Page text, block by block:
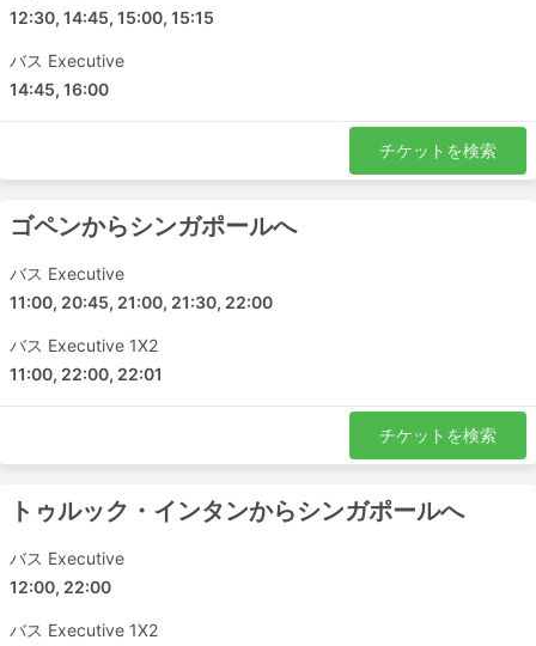
12:30, 14:45, 15:00, 15:15
バス Executive
14:45, 16:00
チケットを検索
ゴペンからシンガポールへ
バス Executive
11:00, 20:45, 21:00, 21:30, 22:00
バス Executive 1X2
11:00, 22:00, 22:01
チケットを検索
トゥルック・インタンからシンガポールへ
バス Executive
12:00, 22:00
バス Executive 1X2